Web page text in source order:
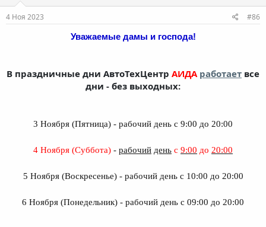
4 Ноя 2023
#86
Уважаемые дамы и господа!
В праздничные дни АвтоТехЦентр АИДА работает все
дни - без выходных:
3 Ноября (Пятница) - рабочий день с 9:00 до 20:00
4 Ноября (Суббота) - рабочий день с 9:00 до 20:00
5 Ноября (Воскресенье) - рабочий день с 10:00 до 20:00
6 Ноября (Понедельник) - рабочий день с 09:00 до 20:00